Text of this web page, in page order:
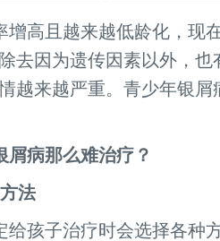
增高且越来越低龄化，现
去因为遗传因素以外，也
越来越严重。青少年银屑
屑病那么难治疗？
法
给孩子治疗时会选择各种